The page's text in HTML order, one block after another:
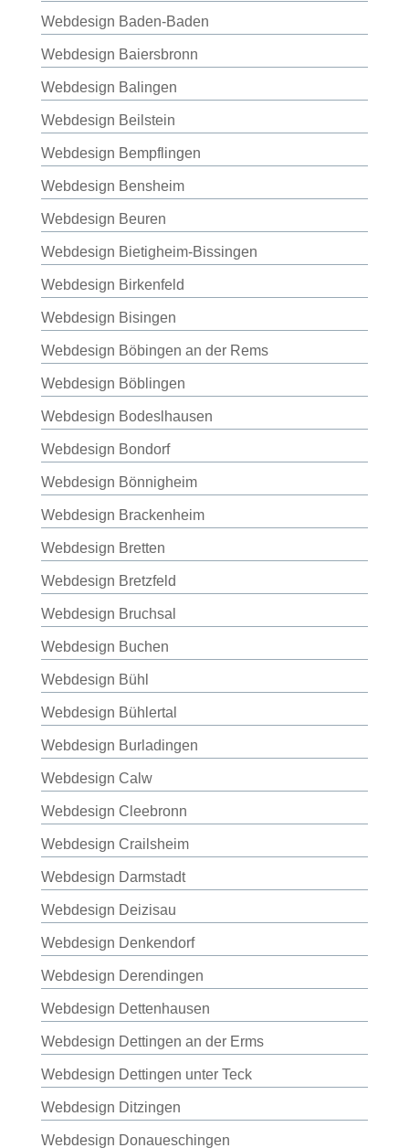
Webdesign Baden-Baden
Webdesign Baiersbronn
Webdesign Balingen
Webdesign Beilstein
Webdesign Bempflingen
Webdesign Bensheim
Webdesign Beuren
Webdesign Bietigheim-Bissingen
Webdesign Birkenfeld
Webdesign Bisingen
Webdesign Böbingen an der Rems
Webdesign Böblingen
Webdesign Bodeslhausen
Webdesign Bondorf
Webdesign Bönnigheim
Webdesign Brackenheim
Webdesign Bretten
Webdesign Bretzfeld
Webdesign Bruchsal
Webdesign Buchen
Webdesign Bühl
Webdesign Bühlertal
Webdesign Burladingen
Webdesign Calw
Webdesign Cleebronn
Webdesign Crailsheim
Webdesign Darmstadt
Webdesign Deizisau
Webdesign Denkendorf
Webdesign Derendingen
Webdesign Dettenhausen
Webdesign Dettingen an der Erms
Webdesign Dettingen unter Teck
Webdesign Ditzingen
Webdesign Donaueschingen